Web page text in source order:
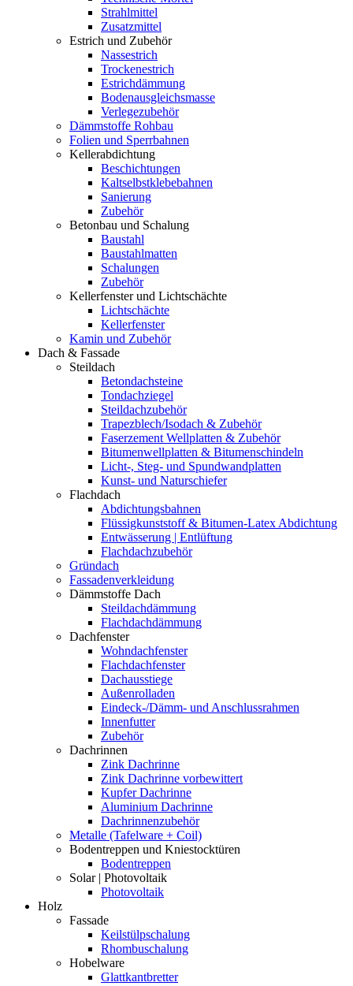
Strahlmittel
Zusatzmittel
Estrich und Zubehör
Nassestrich
Trockenestrich
Estrichdämmung
Bodenausgleichsmasse
Verlegezubehör
Dämmstoffe Rohbau
Folien und Sperrbahnen
Kellerabdichtung
Beschichtungen
Kaltselbstklebebahnen
Sanierung
Zubehör
Betonbau und Schalung
Baustahl
Baustahlmatten
Schalungen
Zubehör
Kellerfenster und Lichtschächte
Lichtschächte
Kellerfenster
Kamin und Zubehör
Dach & Fassade
Steildach
Betondachsteine
Tondachziegel
Steildachzubehör
Trapezblech/Isodach & Zubehör
Faserzement Wellplatten & Zubehör
Bitumenwellplatten & Bitumenschindeln
Licht-, Steg- und Spundwandplatten
Kunst- und Naturschiefer
Flachdach
Abdichtungsbahnen
Flüssigkunststoff & Bitumen-Latex Abdichtung
Entwässerung | Entlüftung
Flachdachzubehör
Gründach
Fassadenverkleidung
Dämmstoffe Dach
Steildachdämmung
Flachdachdämmung
Dachfenster
Wohndachfenster
Flachdachfenster
Dachausstiege
Außenrolladen
Eindeck-/Dämm- und Anschlussrahmen
Innenfutter
Zubehör
Dachrinnen
Zink Dachrinne
Zink Dachrinne vorbewittert
Kupfer Dachrinne
Aluminium Dachrinne
Dachrinnenzubehör
Metalle (Tafelware + Coil)
Bodentreppen und Kniestocktüren
Bodentreppen
Solar | Photovoltaik
Photovoltaik
Holz
Fassade
Keilstülpschalung
Rhombuschalung
Hobelware
Glattkantbretter